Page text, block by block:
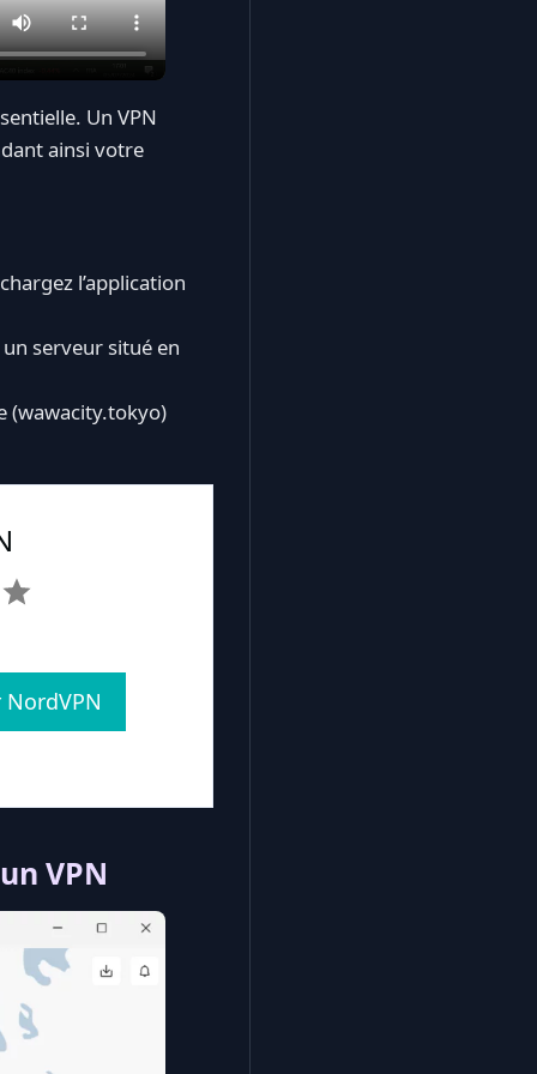
Un VPN
ainsi votre
l’application
serveur situé en
(wawacity.tokyo)
VPN